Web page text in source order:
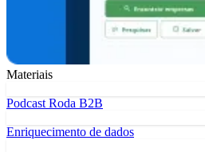
Materiais
Podcast Roda B2B
Enriquecimento de dados